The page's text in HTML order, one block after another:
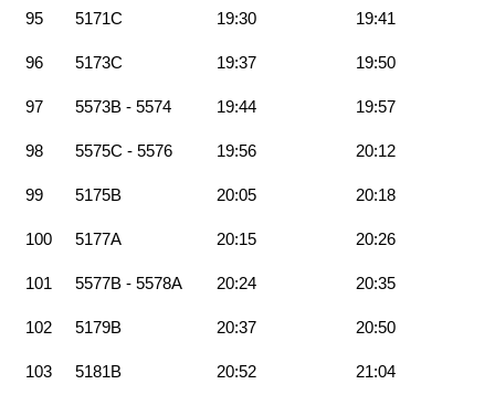
95 5171C 19:30 19:41
96 5173C 19:37 19:50
97 5573B - 5574 19:44 19:57
98 5575C - 5576 19:56 20:12
99 5175B 20:05 20:18
100 5177A 20:15 20:26
101 5577B - 5578A 20:24 20:35
102 5179B 20:37 20:50
103 5181B 20:52 21:04